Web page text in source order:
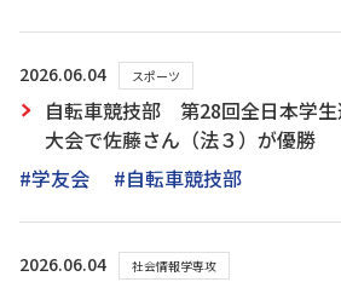
2026.06.04 スポーツ
自転車競技部 第28回全日本学
大会で佐藤さん（法３）が優勝
#学友会
#自転車競技部
2026.06.04 社会情報学専攻